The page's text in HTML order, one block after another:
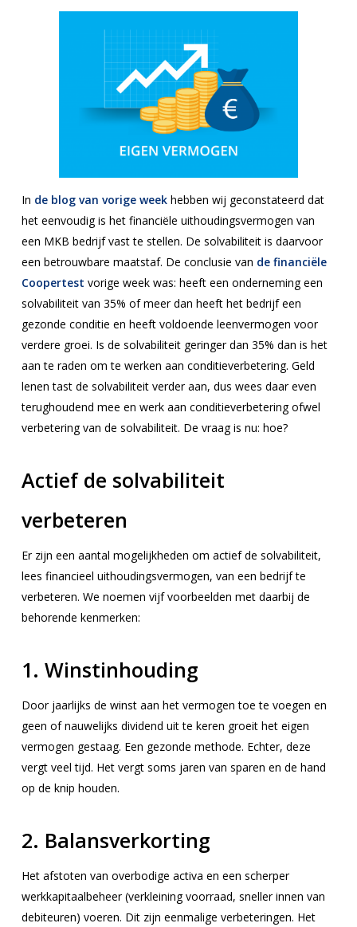
In de blog van vorige week hebben wij geconstateerd dat
het eenvoudig is het financiële uithoudingsvermogen van
een MKB bedrijf vast te stellen. De solvabiliteit is daarvoor
een betrouwbare maatstaf. De conclusie van de financiële
Coopertest vorige week was: heeft een onderneming een
solvabiliteit van 35% of meer dan heeft het bedrijf een
gezonde conditie en heeft voldoende leenvermogen voor
verdere groei. Is de solvabiliteit geringer dan 35% dan is het
aan te raden om te werken aan conditieverbetering. Geld
lenen tast de solvabiliteit verder aan, dus wees daar even
terughoudend mee en werk aan conditieverbetering ofwel
verbetering van de solvabiliteit. De vraag is nu: hoe?
Actief de solvabiliteit
verbeteren
Er zijn een aantal mogelijkheden om actief de solvabiliteit,
lees financieel uithoudingsvermogen, van een bedrijf te
verbeteren. We noemen vijf voorbeelden met daarbij de
behorende kenmerken:
1. Winstinhouding
Door jaarlijks de winst aan het vermogen toe te voegen en
geen of nauwelijks dividend uit te keren groeit het eigen
vermogen gestaag. Een gezonde methode. Echter, deze
vergt veel tijd. Het vergt soms jaren van sparen en de hand
op de knip houden.
2. Balansverkorting
Het afstoten van overbodige activa en een scherper
werkkapitaalbeheer (verkleining voorraad, sneller innen van
debiteuren) voeren. Dit zijn eenmalige verbeteringen. Het